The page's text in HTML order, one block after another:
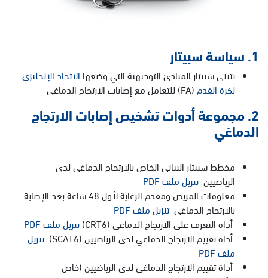
1. سياسة سبيتار
يتبنى سبيتار المبادئ التوجيهية التي وضعها الاتحاد الإنجليزي
لكرة القدم (FA) للتعامل مع إصابات الارتجاج الدماغي
2. مجموعة أدوات تشخيص إصابات الارتجاج
الدماغي
مخطط سبيتار البياني الخاص بالارتجاج الدماغي لدى
الرياضيينتنزيل ملف PDF
معلومات المريض ومقدم الرعاية لأول 48 ساعة بعد الإصابة
بالارتجاج الدماغيتنزيل ملف PDF
أداة التعرف على الارتجاج الدماغي (CRT6)
تنزيل ملف PDF
أداة تقييم الارتجاج الدماغي لدى الرياضيين (SCAT6)
تنزيل
ملف PDF
أداة تقييم الارتجاج الدماغي لدى الرياضيين (خاص